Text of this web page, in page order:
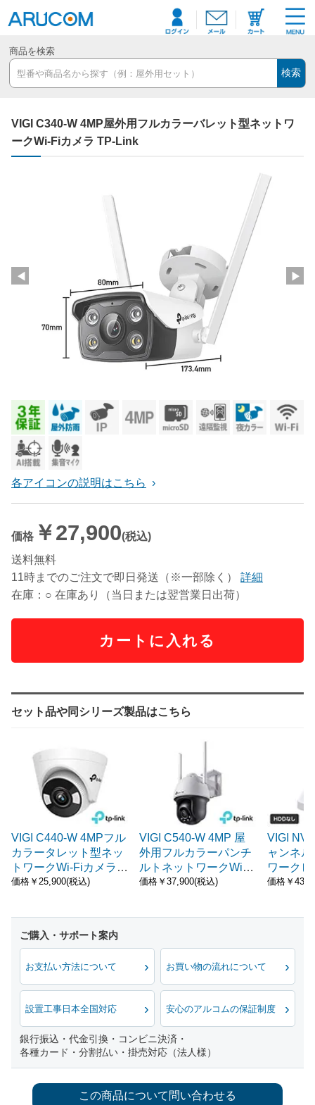
商品を検索
検索
VIGI C340-W 4MP屋外用フルカラーバレット型ネットワ
ークWi-Fiカメラ TP-Link
◀ ▶
各アイコンの説明はこちら
価格 ￥27,900(税込)
送料無料
11時までのご注文で即日発送（※一部除く）
詳細
在庫：○ 在庫あり（当日または翌営業日出荷）
カートに入れる
セット品や同シリーズ製品はこちら
VIGI C440-W 4MPフル
カラータレット型ネッ
トワークWi-Fiカメラ T
P-Link
価格￥25,900(税込)
VIGI C540-W 4MP 屋
外用フルカラーパンチ
ルトネットワークWi-Fi
カメラ TP-Link
価格￥37,900(税込)
VIGI
ャンネ
ワーク
ー TP-
価格￥
お支払い方法について お買い物の流れについて
設置工事日本全国対応 安心のアルコムの保証制度
銀行振込・代金引換・コンビニ決済・
各種カード・分割払い・掛売対応（法人様）